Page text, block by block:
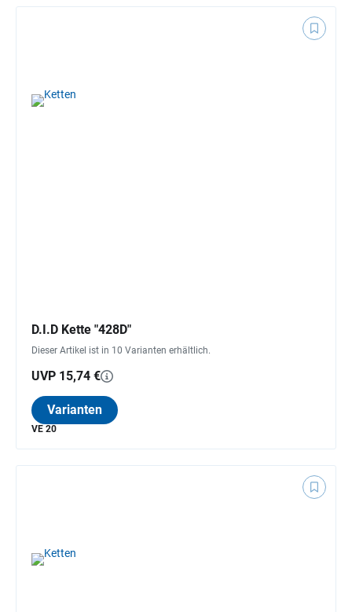
D.I.D Kette "428D"
Dieser Artikel ist in 10 Varianten erhältlich.
UVP 15,74 €
Varianten
VE 20